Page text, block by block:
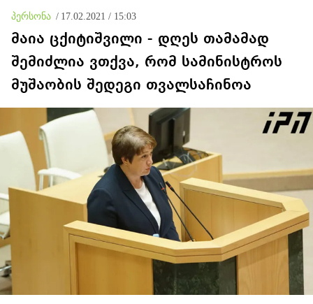
პერსონა / 17.02.2021 / 15:03
მაია ცქიტიშვილი - დღეს თამამად
შემიძლია ვთქვა, რომ სამინისტროს
მუშაობის შედეგი თვალსაჩინოა